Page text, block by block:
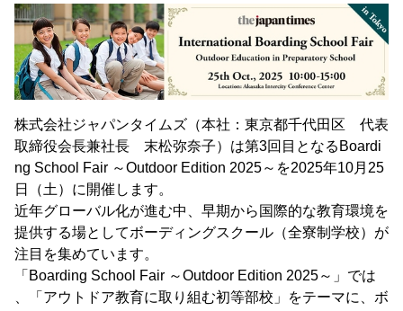
株式会社ジャパンタイムズ（本社：東京都千代田区 代表
取締役会長兼社長 末松弥奈子）は第3回目となるBoardi
ng School Fair ～Outdoor Edition 2025～を2025年10月25
日（土）に開催します。
近年グローバル化が進む中、早期から国際的な教育環境を
提供する場としてボーディングスクール（全寮制学校）が
注目を集めています。
「Boarding School Fair ～Outdoor Edition 2025～」では
、「アウトドア教育に取り組む初等部校」をテーマに、ボ